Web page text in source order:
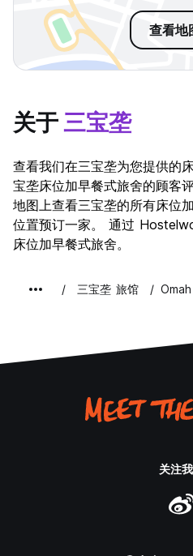
查看地
关于三宝垄
查看我们在三宝垄为您提供的
宝垄床位加早餐式旅舍的顾客
地图上查看三宝垄的所有床位
位置预订一家。 通过
床位加早餐式旅舍。
三宝垄 旅馆
关注